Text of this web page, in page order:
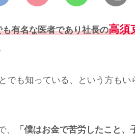
有名な医者であり社長の高須
でも知っている、という方もい
、
「僕はお金で苦労したこと、